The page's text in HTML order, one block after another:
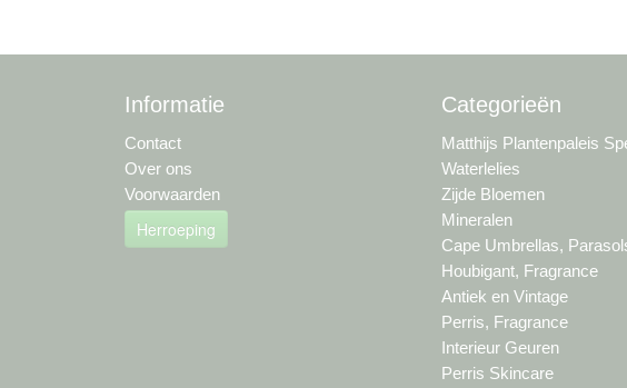
Informatie
Contact
Over ons
Voorwaarden
Herroeping
Categorieën
Matthijs Plantenpaleis
Waterlelies
Zijde Bloemen
Mineralen
Cape Umbrellas,
Houbigant, Fragrance
Antiek en Vintage
Perris, Fragrance
Interieur Geuren
Perris Skincare